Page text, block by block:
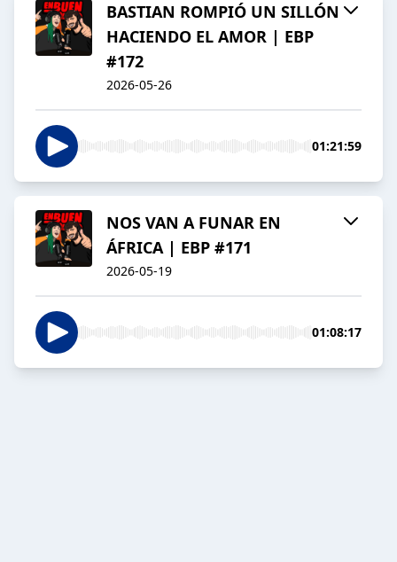
BASTIAN ROMPIÓ UN SILLÓN
HACIENDO EL AMOR | EBP
#172
2026-05-26
01:21:59
NOS VAN A FUNAR EN
ÁFRICA | EBP #171
2026-05-19
01:08:17